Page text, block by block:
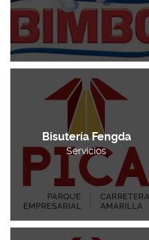
Bisutería Fengda
Servicios